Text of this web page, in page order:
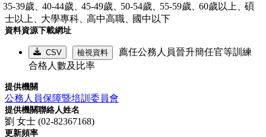
35-39歲、40-44歲、45-49歲、50-54歲、55-59歲、60歲以上、碩
士以上、大學專科、高中高職、國中以下
資料資源下載網址
CSV 檢視資料
薦任公務人員晉升簡任官等訓練
合格人數及比率
提供機關
公務人員保障暨培訓委員會
提供機關聯絡人姓名
劉 女士 (02-82367168)
更新頻率